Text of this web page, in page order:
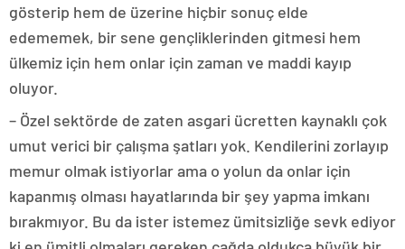
gösterip hem de üzerine hiçbir sonuç elde
edememek, bir sene gençliklerinden gitmesi hem
ülkemiz için hem onlar için zaman ve maddi kayıp
oluyor.
– Özel sektörde de zaten asgari ücretten kaynaklı çok
umut verici bir çalışma şatları yok. Kendilerini zorlayıp
memur olmak istiyorlar ama o yolun da onlar için
kapanmış olması hayatlarında bir şey yapma imkanı
bırakmıyor. Bu da ister istemez ümitsizliğe sevk ediyor